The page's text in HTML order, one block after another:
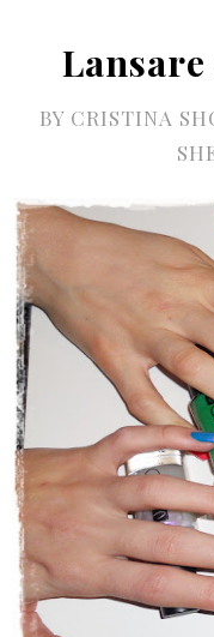
BY CRISTINA